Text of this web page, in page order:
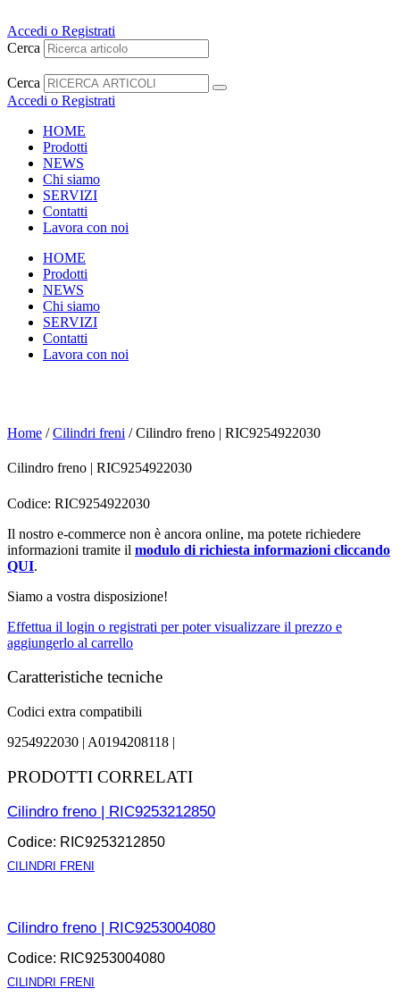
al
contenuto
Accedi o Registrati
Cerca
Cerca
Accedi o Registrati
HOME
Prodotti
NEWS
Chi siamo
SERVIZI
Contatti
Lavora con noi
HOME
Prodotti
NEWS
Chi siamo
SERVIZI
Contatti
Lavora con noi
Home /Cilindri freni / Cilindro freno | RIC9254922030
Cilindro freno | RIC9254922030
Codice: RIC9254922030
Il nostro e-commerce non è ancora online, ma potete richiedere
informazioni tramite il modulo di richiesta informazioni cliccando
QUI.
Siamo a vostra disposizione!
Effettua il login o registrati per poter visualizzare il prezzo e
aggiungerlo al carrello
Caratteristiche tecniche
Codici extra compatibili
9254922030 | A0194208118 |
PRODOTTI CORRELATI
Cilindro freno | RIC9253212850
Codice: RIC9253212850
CILINDRI FRENI
Cilindro freno | RIC9253004080
Codice: RIC9253004080
CILINDRI FRENI